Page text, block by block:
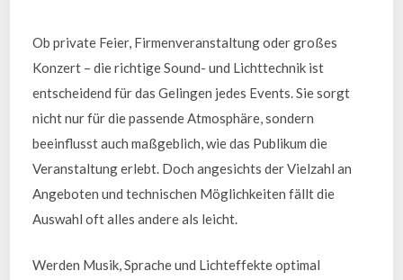
Ob private Feier, Firmenveranstaltung oder großes
Konzert – die richtige Sound- und Lichttechnik ist
entscheidend für das Gelingen jedes Events. Sie sorgt
nicht nur für die passende Atmosphäre, sondern
beeinflusst auch maßgeblich, wie das Publikum die
Veranstaltung erlebt. Doch angesichts der Vielzahl an
Angeboten und technischen Möglichkeiten fällt die
Auswahl oft alles andere als leicht.
Werden Musik, Sprache und Lichteffekte optimal